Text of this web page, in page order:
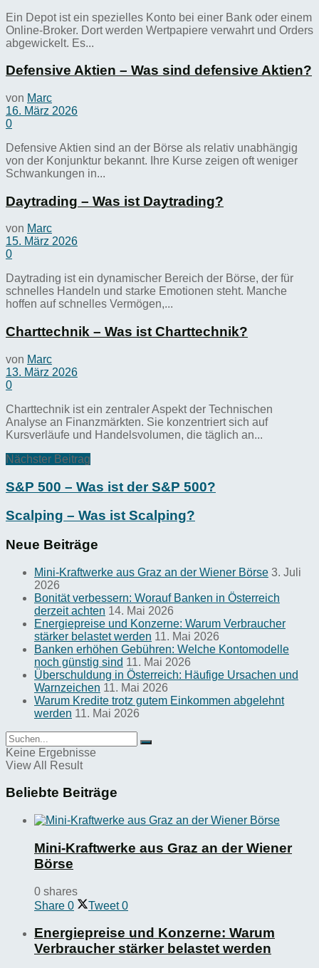
Ein Depot ist ein spezielles Konto bei einer Bank oder einem
Online-Broker. Dort werden Wertpapiere verwahrt und Orders
abgewickelt. Es...
Defensive Aktien – Was sind defensive Aktien?
von Marc
16. März 2026
0
Defensive Aktien sind an der Börse als relativ unabhängig
von der Konjunktur bekannt. Ihre Kurse zeigen oft weniger
Schwankungen in...
Daytrading – Was ist Daytrading?
von Marc
15. März 2026
0
Daytrading ist ein dynamischer Bereich der Börse, der für
schnelles Handeln und starke Emotionen steht. Manche
hoffen auf schnelles Vermögen,...
Charttechnik – Was ist Charttechnik?
von Marc
13. März 2026
0
Charttechnik ist ein zentraler Aspekt der Technischen
Analyse an Finanzmärkten. Sie konzentriert sich auf
Kursverläufe und Handelsvolumen, die täglich an...
Nächster Beitrag
S&P 500 – Was ist der S&P 500?
Scalping – Was ist Scalping?
Neue Beiträge
Mini-Kraftwerke aus Graz an der Wiener Börse 3. Juli
2026
Bonität verbessern: Worauf Banken in Österreich
derzeit achten 14. Mai 2026
Energiepreise und Konzerne: Warum Verbraucher
stärker belastet werden 11. Mai 2026
Banken erhöhen Gebühren: Welche Kontomodelle
noch günstig sind 11. Mai 2026
Überschuldung in Österreich: Häufige Ursachen und
Warnzeichen 11. Mai 2026
Warum Kredite trotz gutem Einkommen abgelehnt
werden 11. Mai 2026
Keine Ergebnisse
View All Result
Beliebte Beiträge
Mini-Kraftwerke aus Graz an der Wiener
Börse
0 shares
Share 0 Tweet 0
Energiepreise und Konzerne: Warum
Verbraucher stärker belastet werden